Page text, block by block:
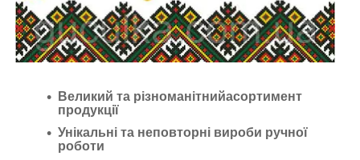
Великий та різноманітнийасортимент
продукції
Унікальні та неповторні вироби ручної
роботи